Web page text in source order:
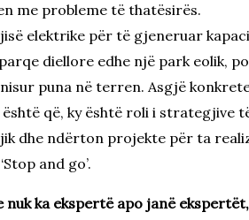
me probleme të thatësirës.
elektrike për të gjeneruar
diellore edhe një park eolik,
puna në terren. Asgjë
që, ky është roli i strategjive
dhe ndërton projekte për ta
and go’.
nuk ka ekspertë apo janë